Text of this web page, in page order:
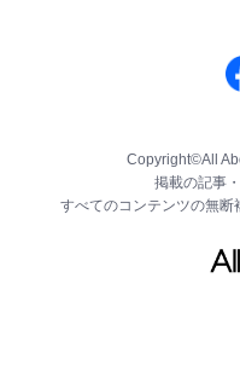
Copyright©All
掲載の記事
すべてのコンテンツの無断